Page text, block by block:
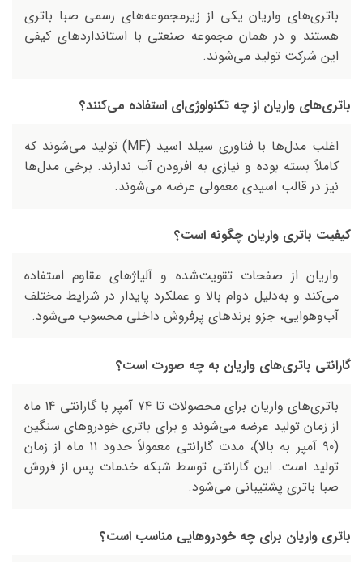
باتری‌های واریان یکی از زیرمجموعه‌های رسمی صبا باتری
هستند و در همان مجموعه صنعتی با استانداردهای کیفی
این شرکت تولید می‌شوند.
باتری‌های واریان از چه تکنولوژی‌ای استفاده می‌کنند؟
اغلب مدل‌ها با فناوری سیلد اسید (MF) تولید می‌شوند که
کاملاً بسته بوده و نیازی به افزودن آب ندارند. برخی مدل‌ها
نیز در قالب اسیدی معمولی عرضه می‌شوند.
کیفیت باتری واریان چگونه است؟
واریان از صفحات تقویت‌شده و آلیاژهای مقاوم استفاده
می‌کند و به‌دلیل دوام بالا و عملکرد پایدار در شرایط مختلف
آب‌وهوایی، جزو برندهای پرفروش داخلی محسوب می‌شود.
گارانتی‌ باتری‌های واریان به چه صورت است؟
باتری‌های واریان برای محصولات تا ۷۴ آمپر با گارانتی ۱۴ ماه
از زمان تولید عرضه می‌شوند و برای باتری‌ خودروهای سنگین
(۹۰ آمپر به بالا)، مدت گارانتی معمولاً حدود ۱۱ ماه از زمان
تولید است. این گارانتی توسط شبکه خدمات پس از فروش
صبا باتری پشتیبانی می‌شود.
باتری واریان برای چه خودروهایی مناسب است؟